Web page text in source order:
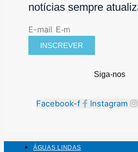
notícias sempre
E-mail
INSCREVER
Siga-nos
Facebook-f Instagram
ÁGUAS LINDAS